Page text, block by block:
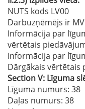
NUTS kods LV00
Darbuzņēmējs ir
Informācija par
vērtētais
Informācija par
Dārgākais vērtētais
SectionV: Līguma
Līguma numurs: 38
Daļas numurs: 38